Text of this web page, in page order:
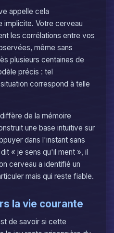
appelle cela
implicite. Votre cerveau
les corrélations entre vos
même sans
plusieurs centaines de
précis : tel
correspond à telle
de la mémoire
une base intuitive sur
dans l'instant sans
« je sens qu'il ment », il
cerveau a identifié un
mais qui reste fiable.
la vie courante
de savoir si cette